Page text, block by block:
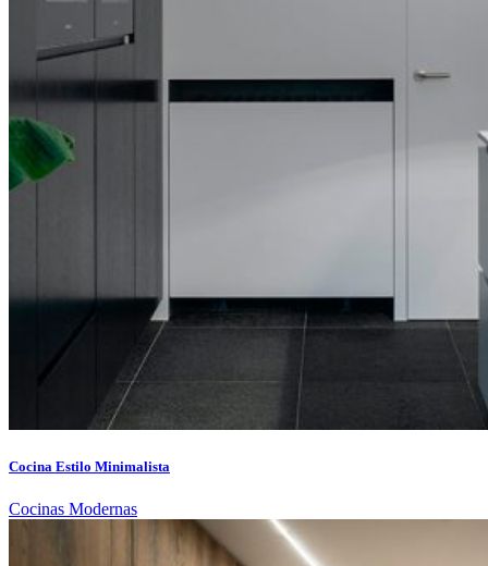
Cocina Estilo Minimalista
Cocinas Modernas